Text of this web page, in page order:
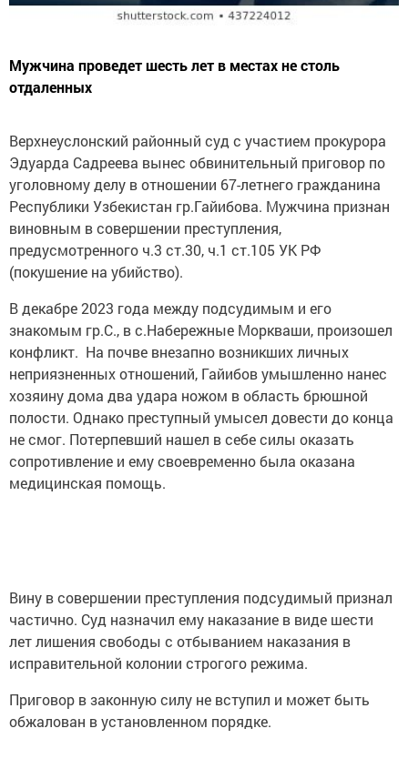
Мужчина проведет шесть лет в местах не столь
отдаленных
Верхнеуслонский районный суд с участием прокурора
Эдуарда Садреева вынес обвинительный приговор по
уголовному делу в отношении 67-летнего гражданина
Республики Узбекистан гр.Гайибова. Мужчина признан
виновным в совершении преступления,
предусмотренного ч.3 ст.30, ч.1 ст.105 УК РФ
(покушение на убийство).
В декабре 2023 года между подсудимым и его
знакомым гр.С., в с.Набережные Моркваши, произошел
конфликт. На почве внезапно возникших личных
неприязненных отношений, Гайибов умышленно нанес
хозяину дома два удара ножом в область брюшной
полости. Однако преступный умысел довести до конца
не смог. Потерпевший нашел в себе силы оказать
сопротивление и ему своевременно была оказана
медицинская помощь.
Вину в совершении преступления подсудимый признал
частично. Суд назначил ему наказание в виде шести
лет лишения свободы с отбыванием наказания в
исправительной колонии строгого режима.
Приговор в законную силу не вступил и может быть
обжалован в установленном порядке.